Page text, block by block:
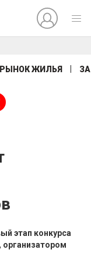
РЫНОК ЖИЛЬЯ
этап конкурса
организатором